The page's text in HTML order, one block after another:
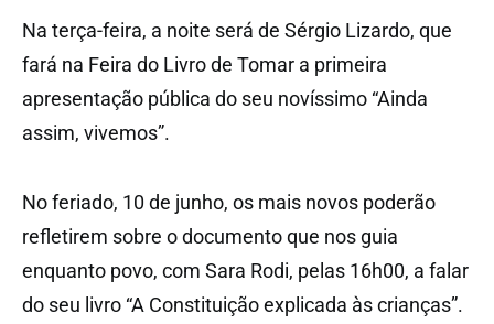
Na terça-feira, a noite será de Sérgio Lizardo, que
fará na Feira do Livro de Tomar a primeira
apresentação pública do seu novíssimo “Ainda
assim, vivemos”.
No feriado, 10 de junho, os mais novos poderão
refletirem sobre o documento que nos guia
enquanto povo, com Sara Rodi, pelas 16h00, a falar
do seu livro “A Constituição explicada às crianças”.